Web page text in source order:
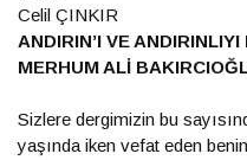
Celil ÇINKIR
ANDIRIN’I VE
MERHUM ALİ
Sizlere dergimizin bu
yaşında iken vefat eden